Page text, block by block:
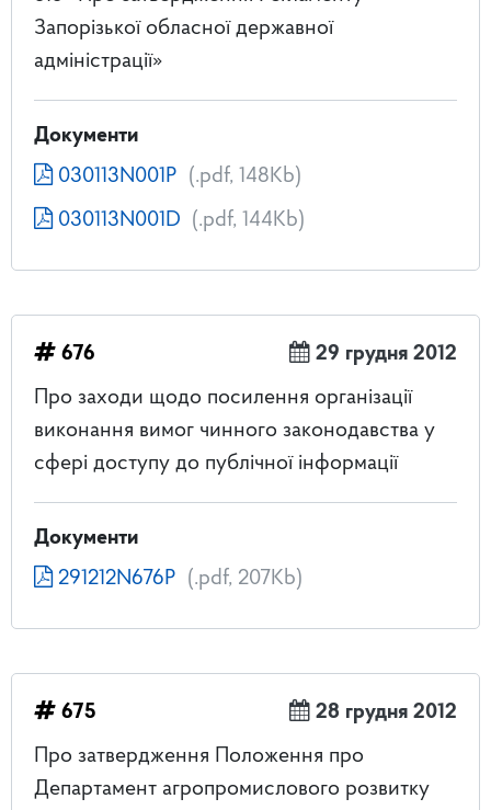
Запорізької обласної державної
адміністрації»
Документи
030113N001P (.pdf, 148Kb)
030113N001D (.pdf, 144Kb)
676
29 грудня 2012
Про заходи щодо посилення організації
виконання вимог чинного законодавства у
сфері доступу до публічної інформації
Документи
291212N676P (.pdf, 207Kb)
675
28 грудня 2012
Про затвердження Положення про
Департамент агропромислового розвитку